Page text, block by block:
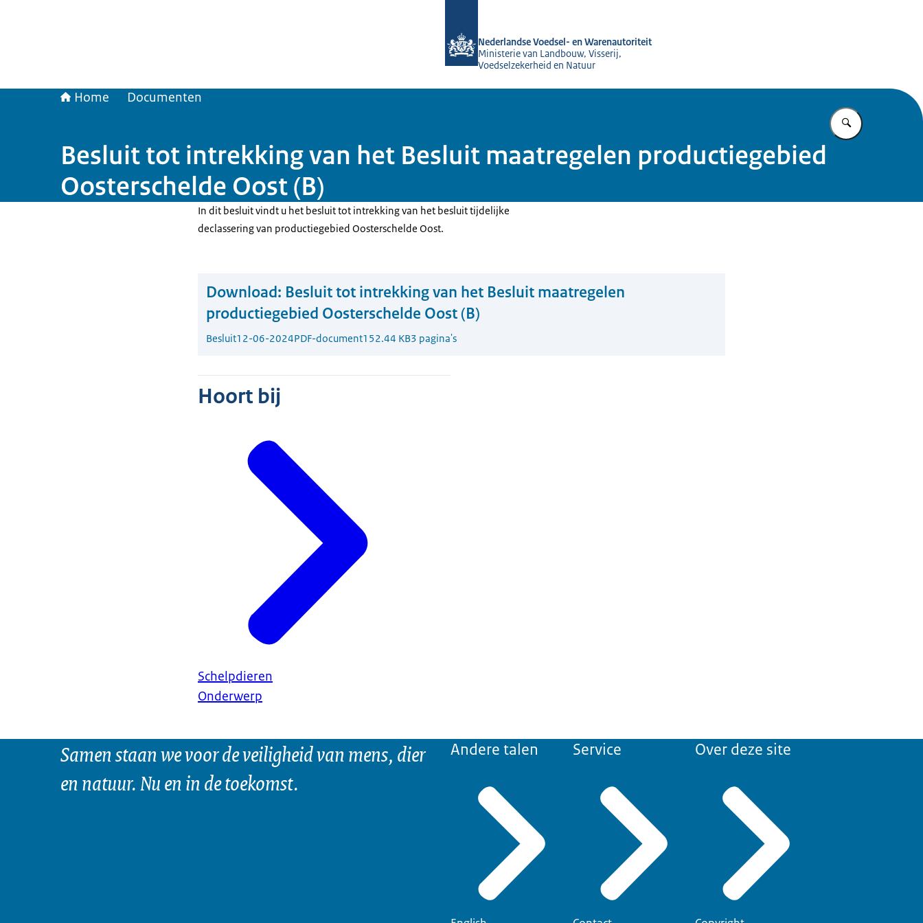
Nederlandse Voedsel- en Warenautoriteit
Ministerie van Landbouw, Visserij,
Voedselzekerheid en Natuur
Home Documenten
Vul in wat u
Besluit tot intrekking van het Besluit maatregelen productiegebied
Oosterschelde Oost (B)
In dit besluit vindt u het besluit tot intrekking van het besluit tijdelijke
declassering van productiegebied Oosterschelde Oost.
Download: Besluit tot intrekking van het Besluit maatregelen
productiegebied Oosterschelde Oost (B)
Besluit12-06-2024PDF-document152.44 KB3 pagina's
Hoort bij
Schelpdieren
Onderwerp
Samen staan we voor de veiligheid van mens, dier
en natuur. Nu en in de toekomst.
Andere talen Service Over deze site